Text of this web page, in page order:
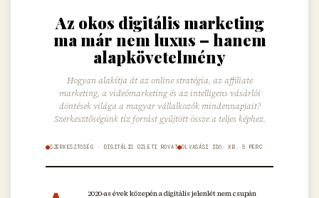
Az okos digitális marketing
ma már nem luxus – hanem
alapkövetelmény
Hogyan alakítja át az online stratégia, az affiliate
marketing, a videómarketing és az intelligens vásárlói
döntések világa a magyar vállalkozók mindennapjait?
Szerkesztőségünk tíz forrást gyűjtött össze a teljes képhez.
SZERKESZTŐSÉG · DIGITÁLIS ÜZLETI ROVAT OLVASÁSI IDŐ: KB. 5 PERC
2020-as évek közepén a digitális jelenlét nem csupán